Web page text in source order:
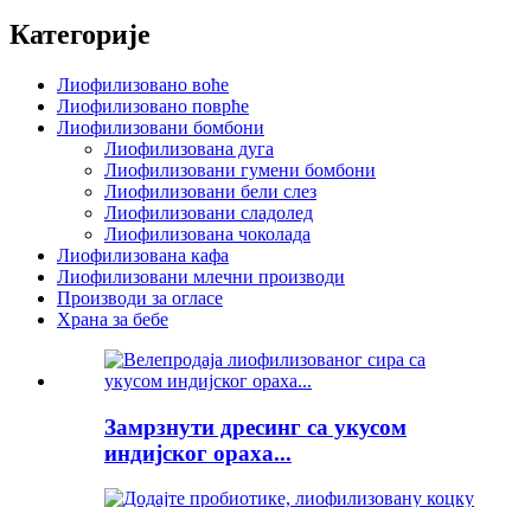
Категорије
Лиофилизовано воће
Лиофилизовано поврће
Лиофилизовани бомбони
Лиофилизована дуга
Лиофилизовани гумени бомбони
Лиофилизовани бели слез
Лиофилизовани сладолед
Лиофилизована чоколада
Лиофилизована кафа
Лиофилизовани млечни производи
Производи за огласе
Храна за бебе
Замрзнути дресинг са укусом
индијског ораха...